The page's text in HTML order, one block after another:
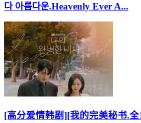
다 아름다운.Heavenly Ever A...
[高分爱情韩剧][我的完美秘书.全